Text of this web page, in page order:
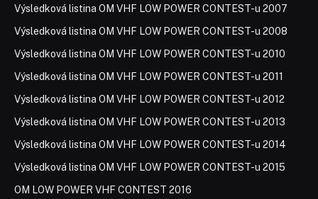
Výsledková listina OM VHF LOW POWER CONTEST-u 2007
Výsledková listina OM VHF LOW POWER CONTEST-u 2008
Výsledková listina OM VHF LOW POWER CONTEST-u 2010
Výsledková listina OM VHF LOW POWER CONTEST-u 2011
Výsledková listina OM VHF LOW POWER CONTEST-u 2012
Výsledková listina OM VHF LOW POWER CONTEST-u 2013
Výsledková listina OM VHF LOW POWER CONTEST-u 2014
Výsledková listina OM VHF LOW POWER CONTEST-u 2015
OM LOW POWER VHF CONTEST 2016